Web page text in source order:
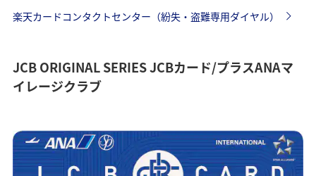
楽天カードコンタクトセンター（紛失・盗難専用ダイヤル）
JCB ORIGINAL SERIES JCBカード/プラスANAマ
イレージクラブ